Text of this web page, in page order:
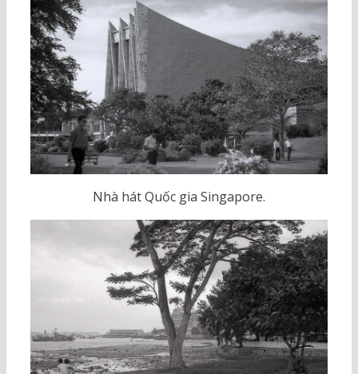
Nhà hát Quốc gia Singapore.